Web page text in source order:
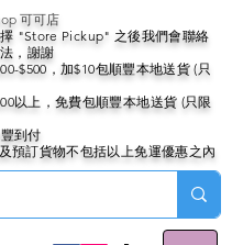
可可店
"Store Pickup" 之後我們會聯絡
，謝謝
$500，加$10包順豐本地送貨 (只
以上，免費包順豐本地送貨 (只限
到付
預訂貨物不包括以上免運優惠之內